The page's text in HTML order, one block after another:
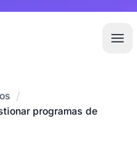
/
programas de